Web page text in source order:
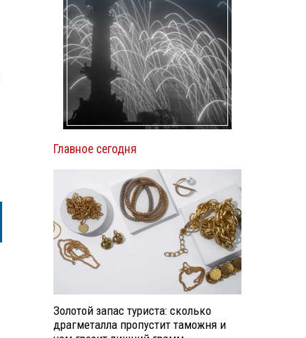
Главное сегодня
Золотой запас туриста: сколько
драгметалла пропустит таможня и